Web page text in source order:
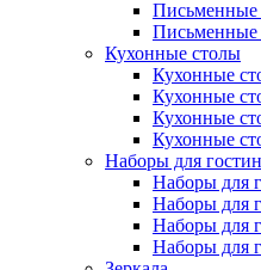
Письменные
Письменные
Кухонные столы
Кухонные
Кухонные
Кухонные
Кухонные
Наборы для
Наборы для
Наборы для
Наборы для
Наборы для